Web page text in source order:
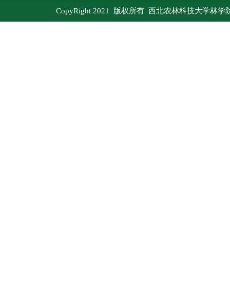
CopyRight 2021 版权所有 西北农林科技大学林